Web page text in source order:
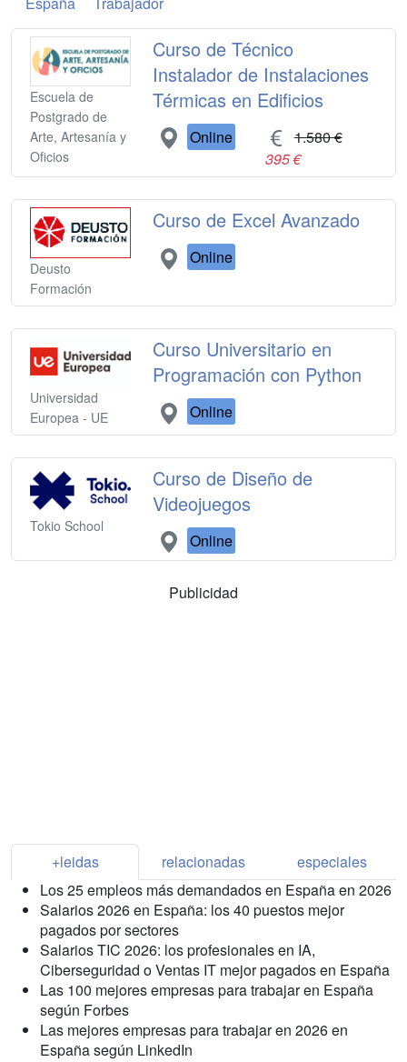
Escuela de
Postgrado de
Arte, Artesanía y
Oficios
Curso de Técnico
Instalador de Instalaciones
Térmicas en Edificios
Online
1.580 €
395 €
Deusto
Formación
Curso de Excel Avanzado
Online
Universidad
Europea - UE
Curso Universitario en
Programación con Python
Online
Tokio School
Curso de Diseño de
Videojuegos
Online
Publicidad
+leidas relacionadas
especiales
Los 25 empleos más demandados en España en 2026
Salarios 2026 en España: los 40 puestos mejor
pagados por sectores
Salarios TIC 2026: los profesionales en IA,
Ciberseguridad o Ventas IT mejor pagados en España
Las 100 mejores empresas para trabajar en España
según Forbes
Las mejores empresas para trabajar en 2026 en
España según LinkedIn